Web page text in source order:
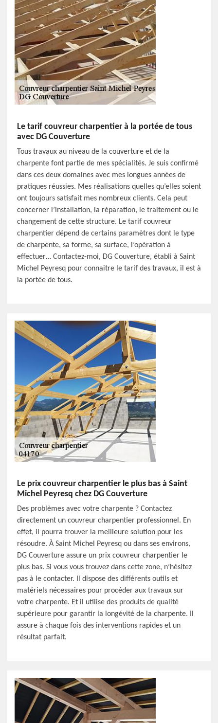
Le tarif couvreur charpentier à la portée de tous
avec DG Couverture
Tous travaux au niveau de la couverture et de la
charpente font partie de mes spécialités. Je suis confirmé
dans ces deux domaines avec mes longues années de
pratiques réussies. Mes réalisations quelles qu’elles soient
ont toujours satisfait mes nombreux clients. Cela peut
concerner l’installation, la réparation, le traitement ou le
changement de cette structure. Le tarif couvreur
charpentier dépend de certains paramètres dont le type
de charpente, sa forme, sa surface, l’opération à
effectuer… Contactez-moi, DG Couverture, établi à Saint
Michel Peyresq pour connaitre le tarif des travaux, il est à
la portée de tous.
Le prix couvreur charpentier le plus bas à Saint
Michel Peyresq chez DG Couverture
Des problèmes avec votre charpente ? Contactez
directement un couvreur charpentier professionnel. En
effet, il pourra trouver la meilleure solution pour les
résoudre. À Saint Michel Peyresq ou dans ses environs,
DG Couverture assure un prix couvreur charpentier le
plus bas. Si vous vous trouvez dans cette zone, n’hésitez
pas à le contacter. Il dispose des différents outils et
matériels nécessaires pour procéder aux travaux sur
votre charpente. Et il utilise des produits de qualité
supérieure pour garantir la longévité de la charpente. Il
assure à chaque fois des interventions rapides et un
résultat parfait.